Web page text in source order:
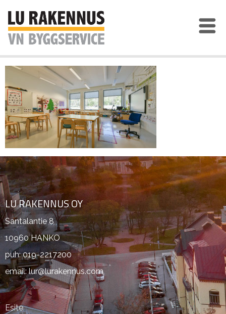
LU RAKENNUS OY
Santalantie 8
10960 HANKO
puh: 019-2217200
email: lur@lurakennus.com
Esite